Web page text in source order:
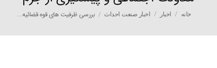
You are here:
خانه اخبار اخبار صنعت احداث بررسی ظرفیت های قوه قضائیه…